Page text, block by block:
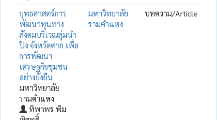
ยุทธศาสตร์การ
พัฒนาทุนทาง
สังคมบริเวณลุ่มนำ
ปิง จังหวัดตาก เพื่อ
การพัฒนา
เศรษฐกิจชุมชน
อย่างยั่งยืน
มหาวิทยาลัย
รามคำแหง
ทิพาพร พิม
มหาวิทยาลัย
รามคำแหง
บทความ/Article